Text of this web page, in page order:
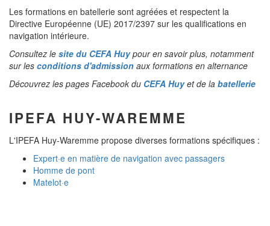
Les formations en batellerie sont agréées et respectent la
Directive Européenne (UE) 2017/2397 sur les qualifications en
navigation intérieure.
Consultez le site du CEFA Huypour en savoir plus, notamment
sur les conditions d'admission aux formations en alternance
Découvrez les pages Facebook du CEFA Huy et de la batellerie
IPEFA HUY-WAREMME
L'IPEFA Huy-Waremme propose diverses formations spécifiques :
Expert·e en matière de navigation avec passagers
Homme de pont
Matelot·e